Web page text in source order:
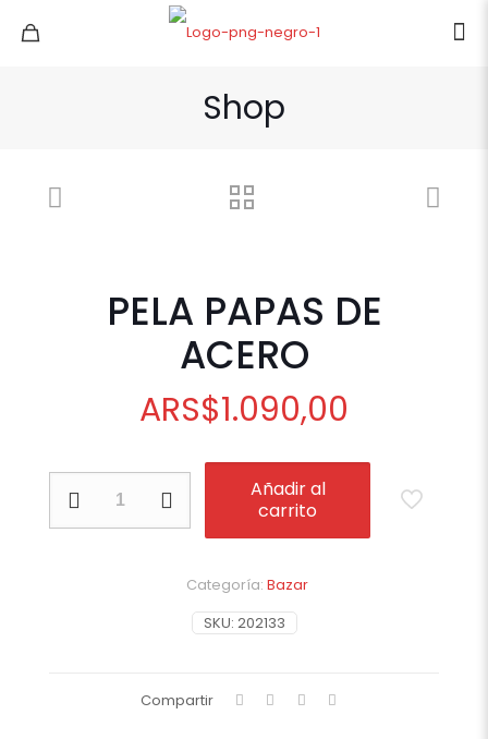
Shop
PELA PAPAS DE
ACERO
ARS$1.090,00
PAPAS
DE
Añadir al
carrito
SKU: 202133
Categoría: Bazar
Compartir